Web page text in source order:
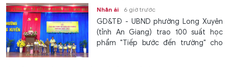
Nhân ái 6 giờ trước
GD&TĐ - UBND phường Long Xuyên
(tỉnh An Giang) trao 100 suất học
phẩm "Tiếp bước đến trường" cho